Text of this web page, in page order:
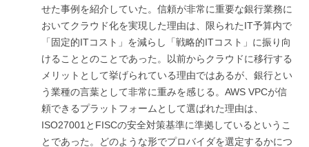
せた事例を紹介していた。信頼が非常に重要な銀行業務に
おいてクラウド化を実現した理由は、限られたIT予算内で
「固定的ITコスト」を減らし「戦略的ITコスト」に振り向
けることとのことであった。以前からクラウドに移行する
メリットとして挙げられている理由ではあるが、銀行とい
う業種の言葉として非常に重みを感じる。AWS VPCが信
頼できるプラットフォームとして選ばれた理由は、
ISO27001とFISCの安全対策基準に準拠しているというこ
とであった。どのような形でプロバイダを選定するかにつ